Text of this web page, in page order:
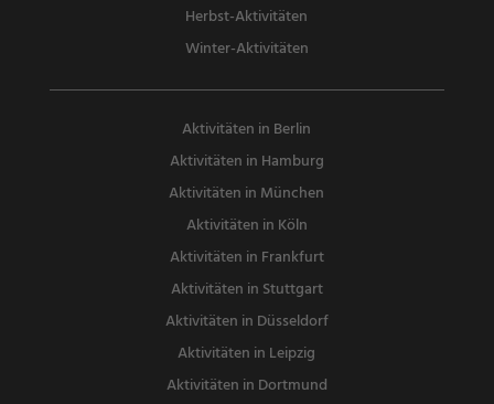
Herbst-Aktivitäten
Winter-Aktivitäten
Aktivitäten in Berlin
Aktivitäten in Hamburg
Aktivitäten in München
Aktivitäten in Köln
Aktivitäten in Frankfurt
Aktivitäten in Stuttgart
Aktivitäten in Düsseldorf
Aktivitäten in Leipzig
Aktivitäten in Dortmund